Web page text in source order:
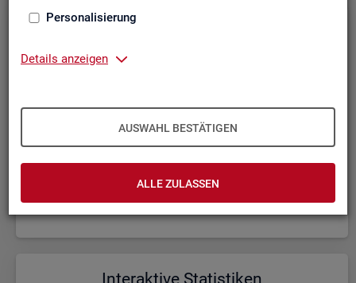
Personalisierung
Details anzeigen
AUSWAHL BESTÄTIGEN
ALLE ZULASSEN